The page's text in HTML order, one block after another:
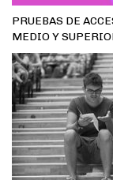
PRUEBAS DE
MEDIO Y